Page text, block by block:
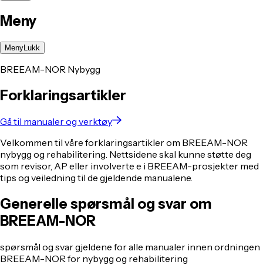
Meny
MenyLukk
BREEAM-NOR Nybygg
Forklaringsartikler
Gå til manualer og verktøy
Velkommen til våre forklaringsartikler om BREEAM-NOR
nybygg og rehabilitering. Nettsidene skal kunne støtte deg
som revisor, AP eller involverte e i BREEAM-prosjekter med
tips og veiledning til de gjeldende manualene.
Generelle spørsmål og svar om
BREEAM-NOR
spørsmål og svar gjeldene for alle manualer innen ordningen
BREEAM-NOR for nybygg og rehabilitering